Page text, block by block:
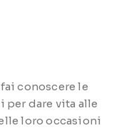
conoscere le
dare vita alle
loro occasioni